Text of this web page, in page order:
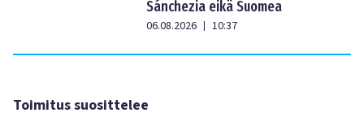
Sánchezia eikä Suomea
06.08.2026 | 10:37
Toimitus suosittelee